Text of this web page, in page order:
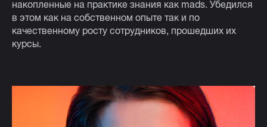
накопленные на практике знания как mads. Убедился
в этом как на собственном опыте так и по
качественному росту сотрудников, прошедших их
курсы.